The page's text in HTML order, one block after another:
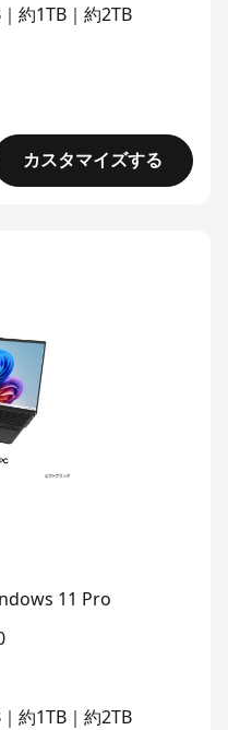
約1TB｜約2TB
カスタマイズする
11 Pro
約1TB｜約2TB